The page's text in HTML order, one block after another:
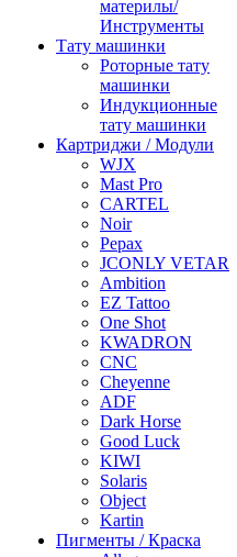
материлы/
Инструменты
Тату машинки
Роторные тату
машинки
Индукционные
тату машинки
Картриджи / Модули
WJX
Mast Pro
CARTEL
Noir
Pepax
JCONLY VETAR
Ambition
EZ Tattoo
One Shot
KWADRON
CNC
Cheyenne
ADF
Dark Horse
Good Luck
KIWI
Solaris
Object
Kartin
Пигменты / Краска